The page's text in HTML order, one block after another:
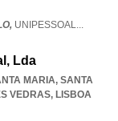
UNIPESSOAL...
Lda
MARIA, SANTA
VEDRAS, LISBOA